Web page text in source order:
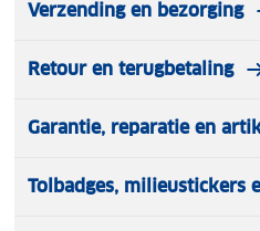
Verzending en bezorging
Retour en terugbetaling
Garantie, reparatie en
Tolbadges, milieustickers